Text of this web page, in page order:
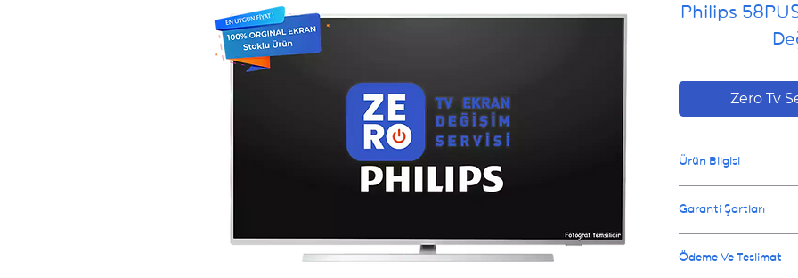
Philips
Zero Tv
Ürün Bilgisi
değiştirildiğin de
televizyon gibi olur.
için 3 iş günüdür.
Garanti Şartları
Ay garanti verilir.
Ödeme Ve Teslimat